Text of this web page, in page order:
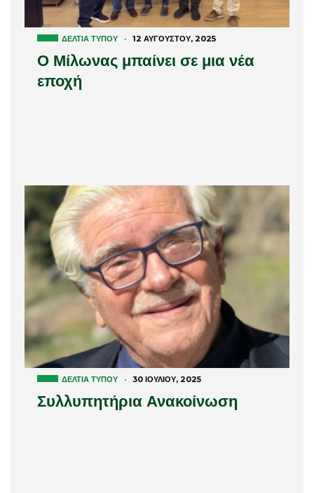
ΔΕΛΤΊΑ ΤΎΠΟΥ · 12 ΑΥΓΟΎΣΤΟΥ, 2025
Ο Μίλωνας μπαίνει σε μια νέα
εποχή
ΔΕΛΤΊΑ ΤΎΠΟΥ · 30 ΙΟΥΛΊΟΥ, 2025
Συλλυπητήρια Ανακοίνωση